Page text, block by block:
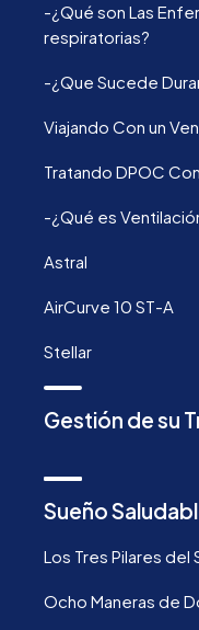
-¿Qué son Las
respiratorias?
-¿Que Sucede
Viajando Con un
Tratando DPOC
-¿Qué es
Astral
AirCurve 10 ST-A
Stellar
Gestión de su
Sueño
Los Tres Pilares del
Ocho Maneras de